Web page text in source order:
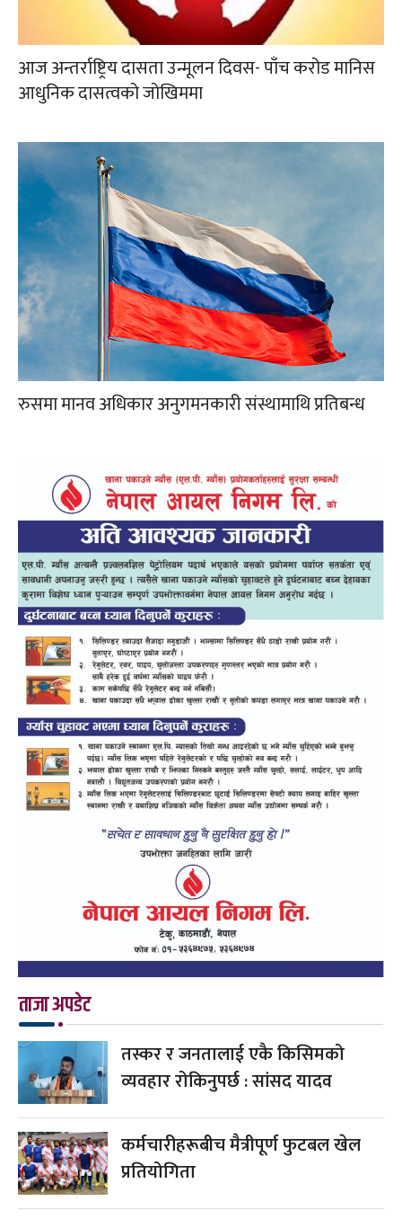
आज अन्तर्राष्ट्रिय दासता उन्मूलन दिवस- पाँच करोड मानिस
आधुनिक दासत्वको जोखिममा
रुसमा मानव अधिकार अनुगमनकारी संस्थामाथि प्रतिबन्ध
ताजा अपडेट
तस्कर र जनतालाई एकै किसिमको
व्यवहार रोकिनुपर्छ : सांसद यादव
कर्मचारीहरूबीच मैत्रीपूर्ण फुटबल खेल
प्रतियोगिता